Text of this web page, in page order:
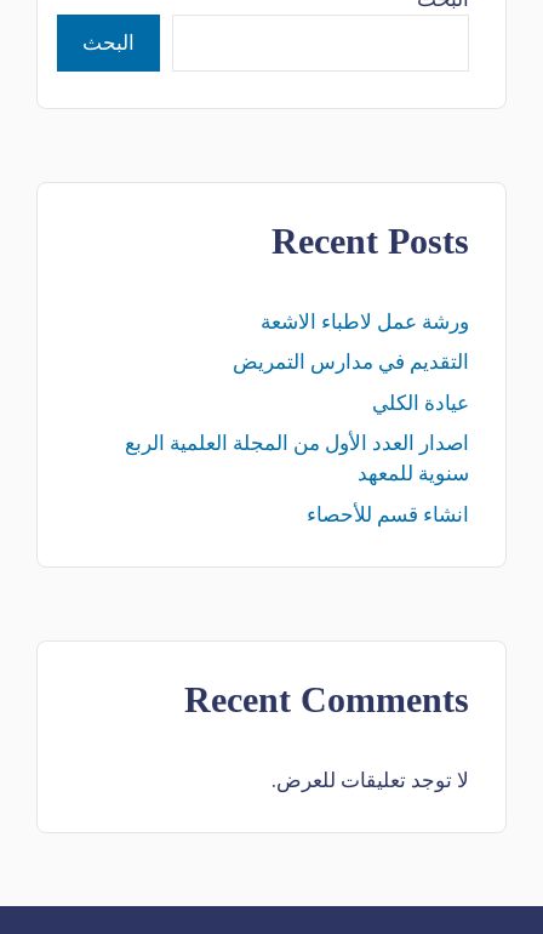
البحث
Recent Posts
ورشة عمل لاطباء الاشعة
التقديم في مدارس التمريض
عيادة الكلي
اصدار العدد الأول من المجلة العلمية الربع
سنوية للمعهد
انشاء قسم للأحصاء
Recent Comments
لا توجد تعليقات للعرض.